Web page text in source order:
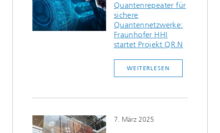
Quantenrepeater für
sichere
Quantennetzwerke:
Fraunhofer HHI
startet Projekt QR.N
WEITERLESEN
7. März 2025